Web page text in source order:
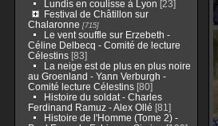
Lundis en coulisse à Lyon [23]
Festival de Châtillon sur
Chalaronne [715]
Le vent souffle sur Erzebeth -
Céline Delbecq - Comité de lecture
Célestins[83]
La neige est de plus en plus noire
au Groenland - Yann Verburgh -
Comité lecture Célestins[80]
Histoire du soldat - Charles
Ferdinand Ramuz - Alex Ollé [81]
Histoire de l'Homme (Tome 2) -